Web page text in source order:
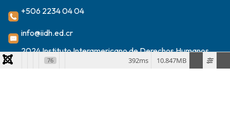
+506 2234 04 04
info@iidh.ed.cr
2024 Instituto Interamericano de Derechos Humanos
76 10.847MB
392ms